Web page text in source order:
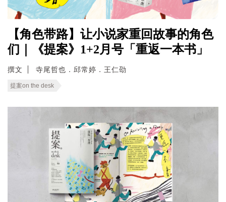
【角色带路】让小说家重回故事的角色
们｜《提案》1+2月号「重返一本书」
撰文 寺尾哲也．邱常婷．王仁劭
提案on the desk